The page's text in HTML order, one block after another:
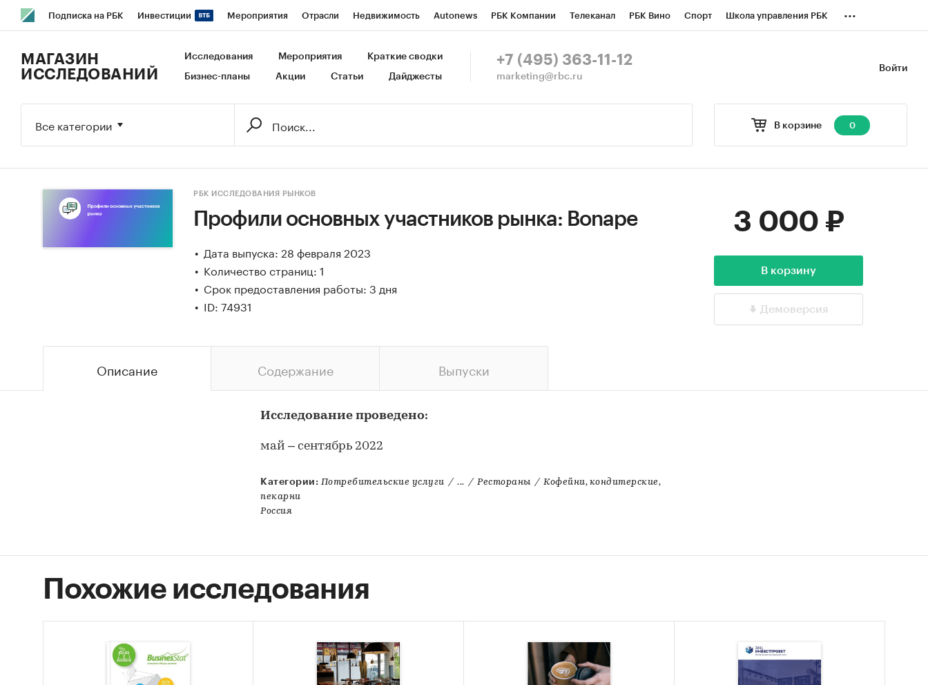
Подписка на РБК Инвестиции Мероприятия Отрасли Недвижимость Autonews РБК Компании Телеканал РБК Вино Спорт Школа управления РБК
Исследования Кредитные рейтинги Франшизы Газета Спецпроекты СПб Конференции СПб Спецпроекты
...
Войти
МАГАЗИН
ИССЛЕДОВАНИЙ
Исследования Мероприятия Краткие сводки
Бизнес-планы Акции Статьи Дайджесты
+7 (495) 363-11-12
marketing@rbc.ru
В корзине 0
Все категории
РБК ИССЛЕДОВАНИЯ РЫНКОВ
Профили основных участников рынка: Bonape
Дата выпуска: 28 февраля 2023
Количество страниц: 1
Срок предоставления работы: 3 дня
ID: 74931
3 000 ₽
В корзину
Демоверсия
Описание Содержание Выпуски
Исследование проведено:
май – сентябрь 2022
Категории: Потребительские услуги / ... / Рестораны / Кофейни, кондитерские,
пекарни
Россия
Похожие исследования